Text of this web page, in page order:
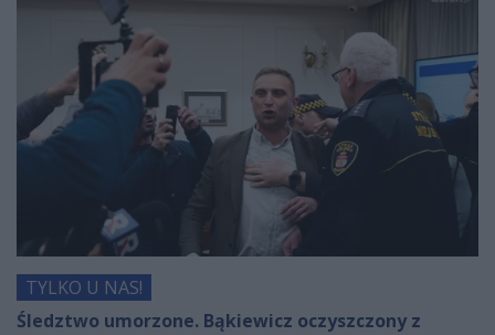
TYLKO U NAS!
Śledztwo umorzone. Bąkiewicz oczyszczony z